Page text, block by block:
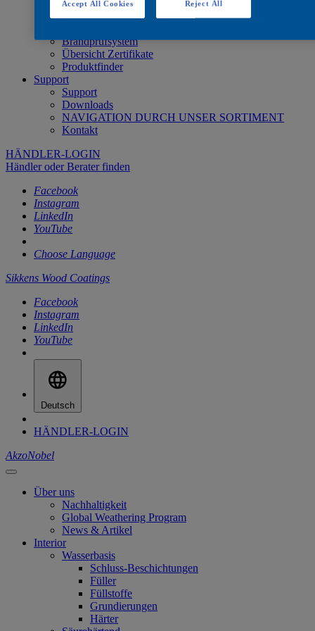
Systemübersicht Innenbereich
Systemübersicht Außenbereich
Brandprüfsystem
Übersicht Zertifikate
Produktfinder
Support
Support
Downloads
NAVIGATION DURCH UNSER SORTIMENT
Kontakt
HÄNDLER-LOGIN
Händler oder Berater finden
Facebook
Instagram
LinkedIn
YouTube
Choose Language
Sikkens Wood Coatings
Facebook
Instagram
LinkedIn
YouTube
Deutsch
HÄNDLER-LOGIN
AkzoNobel
Über uns
Nachhaltigkeit
Global Weathering Program
News & Artikel
Interior
Wasserbasis
Schluss-Beschichtungen
Füller
Füllstoffe
Grundierungen
Härter
Reject All
Accept All Cookies